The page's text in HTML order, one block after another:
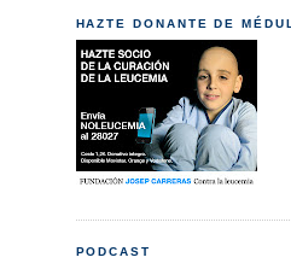
HAZTE DONANTE DE
PODCAST